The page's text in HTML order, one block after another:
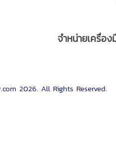
จำหน่ายเครื่อ
2026. All Rights Reserved.